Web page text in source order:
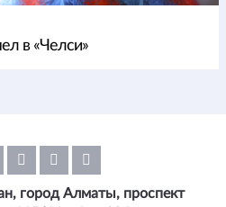
в «Челси»
город Алматы, проспект